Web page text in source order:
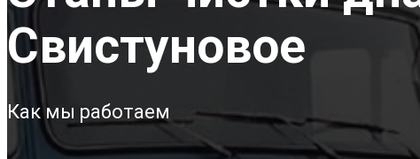
Свистуновое
Как мы работаем